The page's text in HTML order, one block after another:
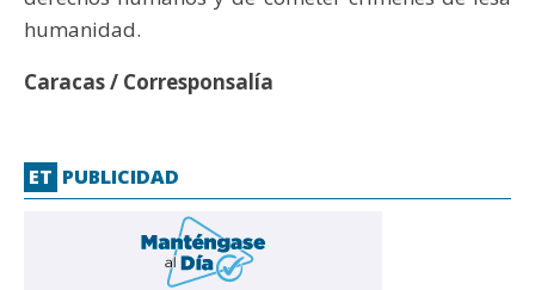
humanidad.
Caracas / Corresponsalía
ET PUBLICIDAD